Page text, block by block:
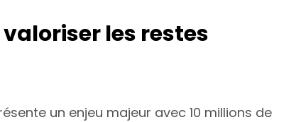
les restes
un enjeu majeur avec 10 millions de